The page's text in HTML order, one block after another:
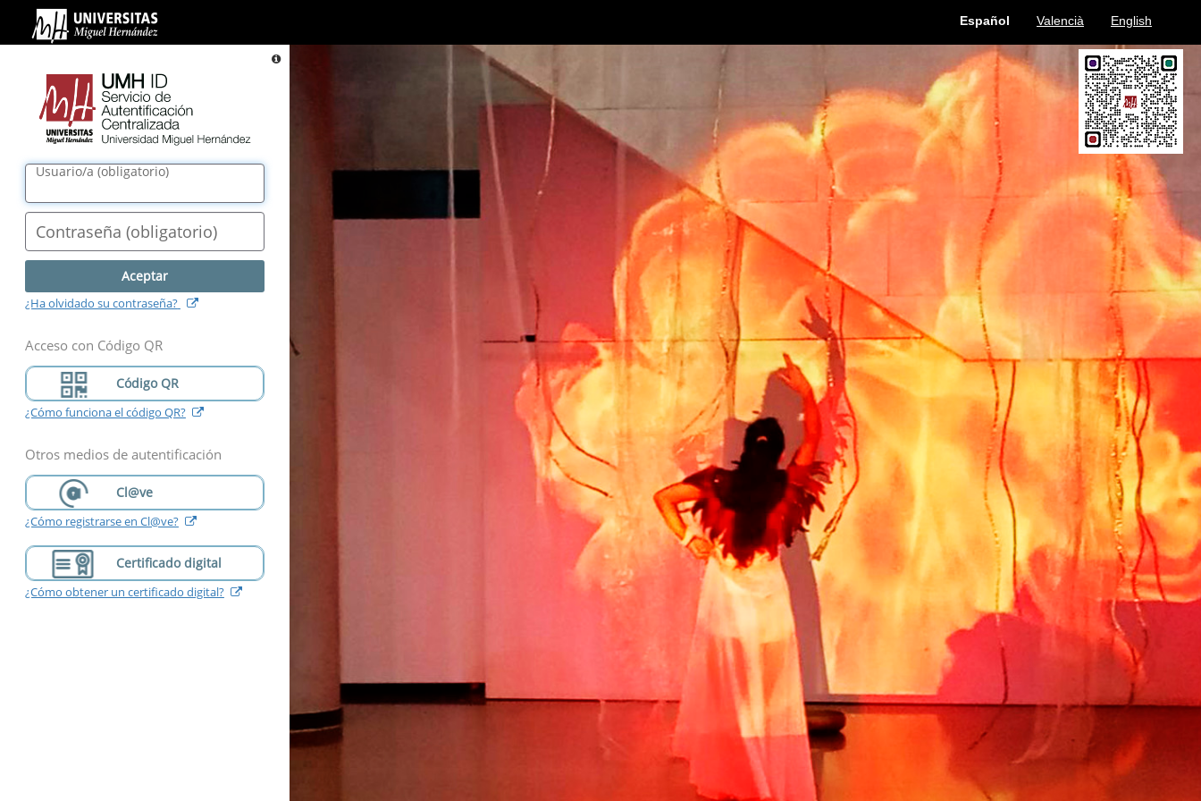
UMH
Autentificación
Centralizada.
Universidad
Miguel
Hernández
Español Valencià English
Usuario/a (obligatorio)
Contraseña (obligatorio)
¿Ha olvidado su contraseña? abre
Acceso con Código QR
Código QR
¿Cómo funciona el código QR?( abre
Otros medios de autentificación
Cl@ve
¿Cómo registrarse en Cl@ve?( abre
ventana)
Certificado digital
¿Cómo obtener un certificado digital?( abre